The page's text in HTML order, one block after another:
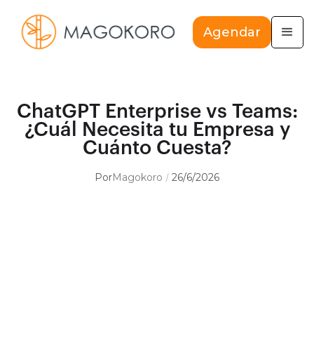
Agendar
ChatGPT Enterprise vs Teams:
¿Cuál Necesita tu Empresa y
Cuánto Cuesta?
PorMagokoro 26/6/2026